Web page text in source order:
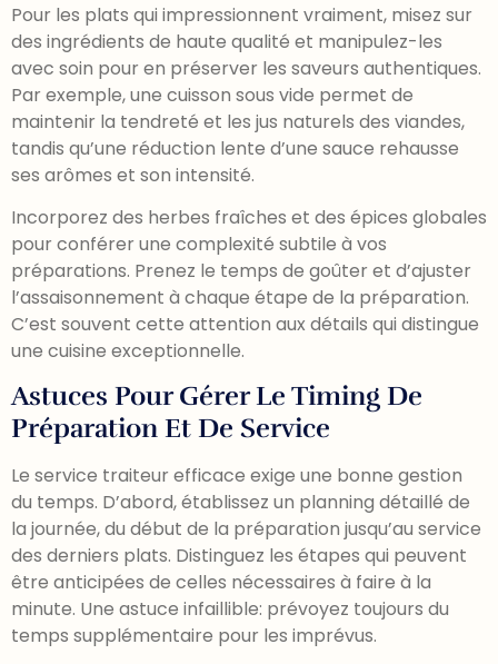
Pour les plats qui impressionnent vraiment, misez sur
des ingrédients de haute qualité et manipulez-les
avec soin pour en préserver les saveurs authentiques.
Par exemple, une cuisson sous vide permet de
maintenir la tendreté et les jus naturels des viandes,
tandis qu’une réduction lente d’une sauce rehausse
ses arômes et son intensité.
Incorporez des herbes fraîches et des épices globales
pour conférer une complexité subtile à vos
préparations. Prenez le temps de goûter et d’ajuster
l’assaisonnement à chaque étape de la préparation.
C’est souvent cette attention aux détails qui distingue
une cuisine exceptionnelle.
Astuces Pour Gérer Le Timing De
Préparation Et De Service
Le service traiteur efficace exige une bonne gestion
du temps. D’abord, établissez un planning détaillé de
la journée, du début de la préparation jusqu’au service
des derniers plats. Distinguez les étapes qui peuvent
être anticipées de celles nécessaires à faire à la
minute. Une astuce infaillible: prévoyez toujours du
temps supplémentaire pour les imprévus.